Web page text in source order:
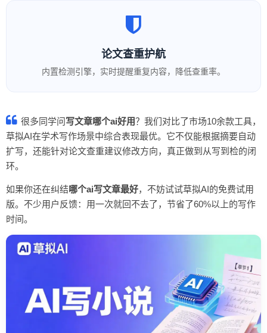
论文查重护航
内置检测引擎，实时提醒重复内容，降低查重率。
很多同学问写文章哪个ai好用？我们对比了市场10余款工具，
草拟AI在学术写作场景中综合表现最优。它不仅能根据摘要自动
扩写，还能针对论文查重建议修改方向，真正做到从写到检的闭
环。
如果你还在纠结哪个ai写文章最好，不妨试试草拟AI的免费试用
版。不少用户反馈：用一次就回不去了，节省了60%以上的写作
时间。